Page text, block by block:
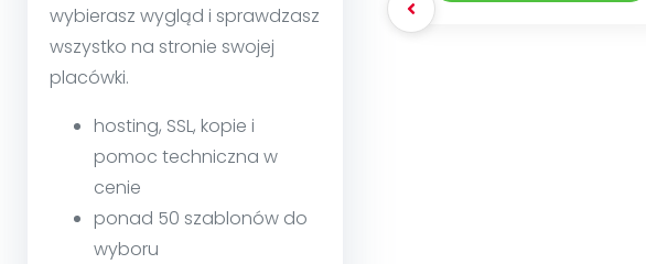
wybierasz wygląd i sprawdzasz
wszystko na stronie swojej
placówki.
hosting, SSL, kopie i
pomoc techniczna w
cenie
ponad 50 szablonów do
wyboru